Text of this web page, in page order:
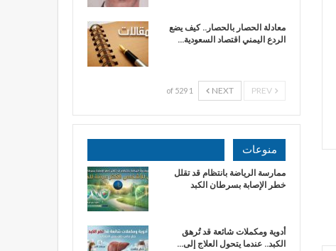
معادلة الحصار بالحصار.. كيف يضع
الردع اليمني اقتصاد السعودية…
NEXT
1 of 529
منوعات
ممارسة الرياضة بانتظام قد تقلل
خطر الإصابة بسرطان الكبد
أدوية ومكملات شائعة قد تُرهق
الكبد.. عندما يتحول العلاج إلى…